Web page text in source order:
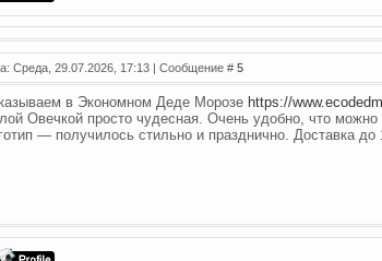
Среда, 29.07.2026, 17:13 | Сообщение #5
в Экономном Деде Морозе https://
Овечкой просто чудесная. Очень удобно, что
— получилось стильно и празднично. Доставка